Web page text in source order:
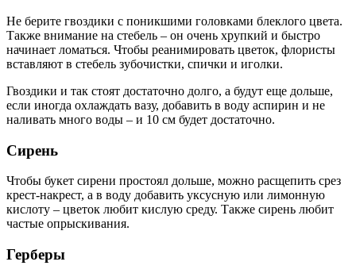
Не берите гвоздики с поникшими головками блеклого цвета.
Также внимание на стебель – он очень хрупкий и быстро
начинает ломаться. Чтобы реанимировать цветок, флористы
вставляют в стебель зубочистки, спички и иголки.
Гвоздики и так стоят достаточно долго, а будут еще дольше,
если иногда охлаждать вазу, добавить в воду аспирин и не
наливать много воды – и 10 см будет достаточно.
Сирень
Чтобы букет сирени простоял дольше, можно расщепить срез
крест-накрест, а в воду добавить уксусную или лимонную
кислоту – цветок любит кислую среду. Также сирень любит
частые опрыскивания.
Герберы